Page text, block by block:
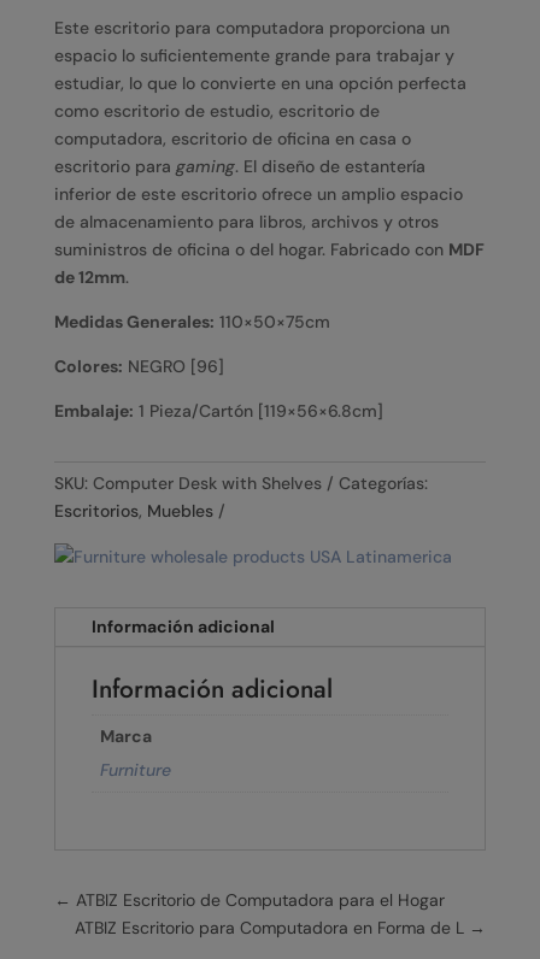
Este escritorio para computadora proporciona un
espacio lo suficientemente grande para trabajar y
estudiar, lo que lo convierte en una opción perfecta
como escritorio de estudio, escritorio de
computadora, escritorio de oficina en casa o
escritorio para gaming. El diseño de estantería
inferior de este escritorio ofrece un amplio espacio
de almacenamiento para libros, archivos y otros
suministros de oficina o del hogar. Fabricado con MDF
de12mm.
Medidas Generales: 110×50×75cm
Colores: NEGRO [96]
Embalaje: 1 Pieza/Cartón [119×56×6.8cm]
SKU: Computer Desk with Shelves
Categorías:
Escritorios, Muebles
Información adicional
Información adicional
Marca
Furniture
← ATBIZ Escritorio de Computadora para el Hogar
ATBIZ Escritorio para Computadora en Forma de L →